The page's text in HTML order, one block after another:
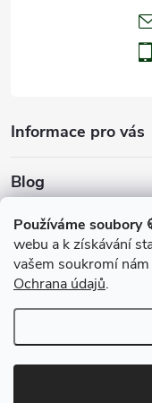
Používáme soubory
webu a k získávání
vašem soukromí
Ochrana údajů.
Informace pro vás
Blog
Archiv
Přijímáme online
Copyright 2026